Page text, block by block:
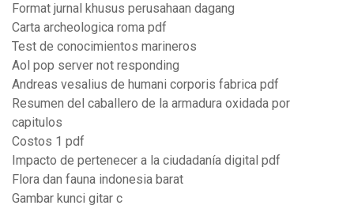
Format jurnal khusus perusahaan dagang
Carta archeologica roma pdf
Test de conocimientos marineros
Aol pop server not responding
Andreas vesalius de humani corporis fabrica pdf
Resumen del caballero de la armadura oxidada por
capitulos
Costos 1 pdf
Impacto de pertenecer a la ciudadanía digital pdf
Flora dan fauna indonesia barat
Gambar kunci gitar c